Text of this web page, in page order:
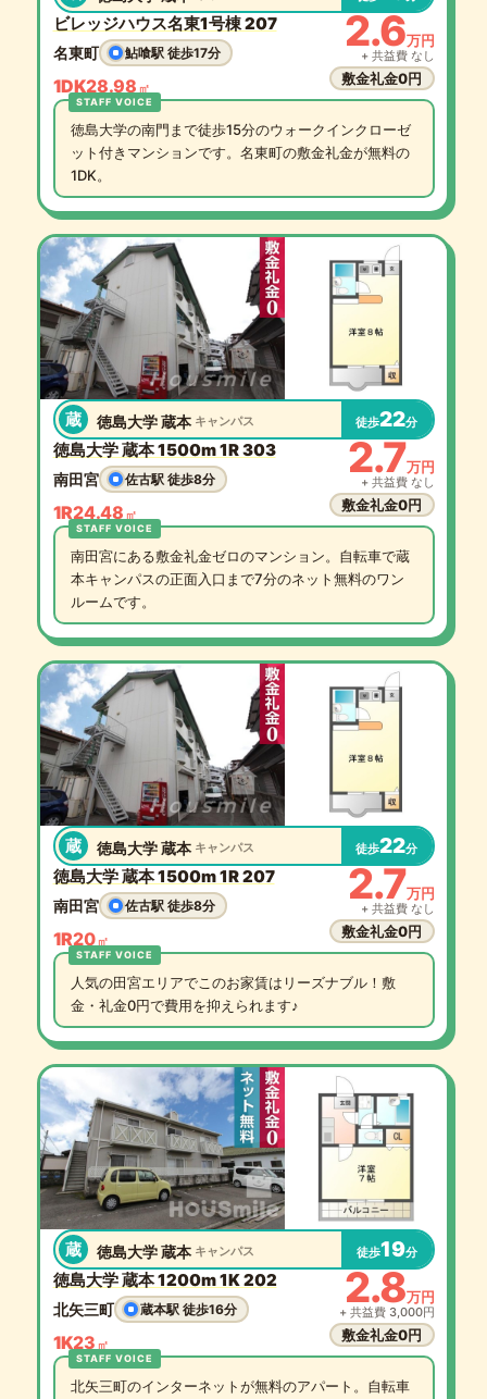
ビレッジハウス名東1号棟 207
名東町 鮎喰駅 徒歩17分
1DK28.98 ㎡
2.6万円
+ 共益費 なし
敷金礼金0円
徳島大学の南門まで徒歩15分のウォークインクローゼ
ット付きマンションです。名東町の敷金礼金が無料の
1DK。
蔵 徳島大学 蔵本 キャンパス 徒歩22分
徳島大学 蔵本 1500m 1R 303
南田宮 佐古駅 徒歩8分
1R24.48 ㎡
2.7万円
+ 共益費 なし
敷金礼金0円
南田宮にある敷金礼金ゼロのマンション。自転車で蔵
本キャンパスの正面入口まで7分のネット無料のワン
ルームです。
蔵 徳島大学 蔵本 キャンパス 徒歩22分
徳島大学 蔵本 1500m 1R 207
南田宮 佐古駅 徒歩8分
1R20㎡
2.7万円
+ 共益費 なし
敷金礼金0円
人気の田宮エリアでこのお家賃はリーズナブル！敷
金・礼金0円で費用を抑えられます♪
蔵 徳島大学 蔵本 キャンパス 徒歩19分
徳島大学 蔵本 1200m 1K 202
北矢三町 蔵本駅 徒歩16分
1K23 ㎡
2.8万円
+ 共益費 3,000円
敷金礼金0円
北矢三町のインターネットが無料のアパート。自転車